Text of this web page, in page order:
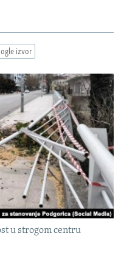
izvor
u strogom centru